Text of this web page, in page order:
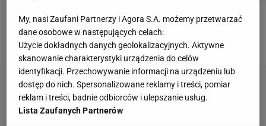
w moim koszyku w 3 sekundy. Elegancka i na
promocji
Magdalena Pastwa, 22 WRZEŚNIA 2025, 18:30
My, nasi Zaufani Partnerzy i Agora S.A. możemy przetwarzać
dane osobowe w następujących celach:
Użycie dokładnych danych geolokalizacyjnych. Aktywne
skanowanie charakterystyki urządzenia do celów
identyfikacji. Przechowywanie informacji na urządzeniu lub
dostęp do nich. Spersonalizowane reklamy i treści, pomiar
reklam i treści, badnie odbiorców i ulepszanie usług.
Lista Zaufanych Partnerów